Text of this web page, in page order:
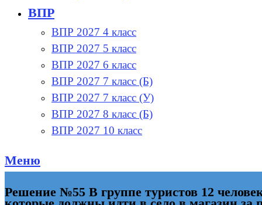
ВПР
ВПР 2027 4 класс
ВПР 2027 5 класс
ВПР 2027 6 класс
ВПР 2027 7 класс (Б)
ВПР 2027 7 класс (У)
ВПР 2027 8 класс (Б)
ВПР 2027 10 класс
Меню
Решение №55 В группе туристов 12